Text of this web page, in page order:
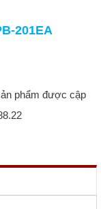
201EA
phẩm được cập